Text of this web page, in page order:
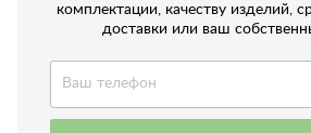
комплектации, качеству изделий,
доставки или ваш